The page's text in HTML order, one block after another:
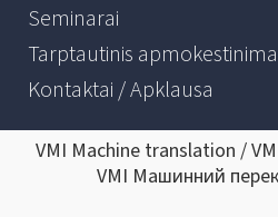
Seminarai
Tarptautinis
Kontaktai / Apklausa
VMI Machine translation /
VMI Машинний